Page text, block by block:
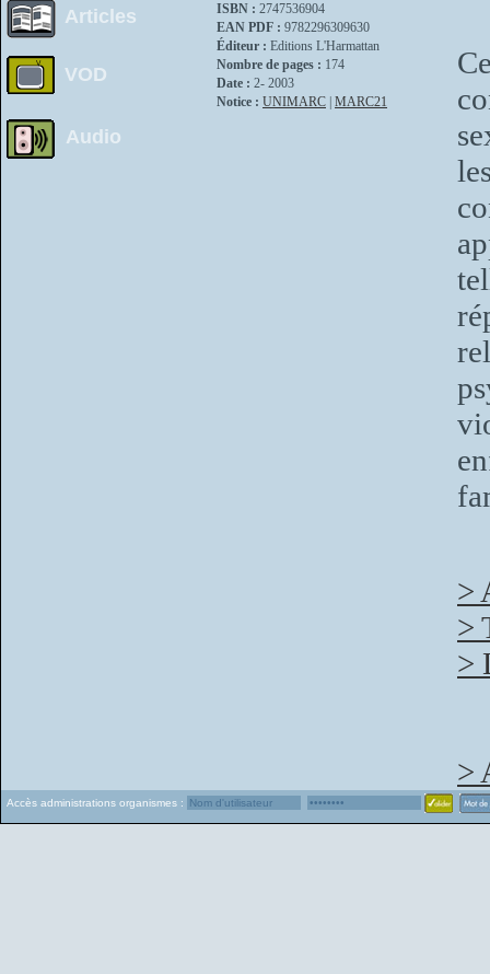
Articles
VOD
Audio
ISBN : 2747536904
EAN PDF : 9782296309630
Éditeur : Editions L'Harmattan
Nombre de pages : 174
Date : 2- 2003
Notice : UNIMARC MARC21
>
>
>
>
Accès administrations organismes :